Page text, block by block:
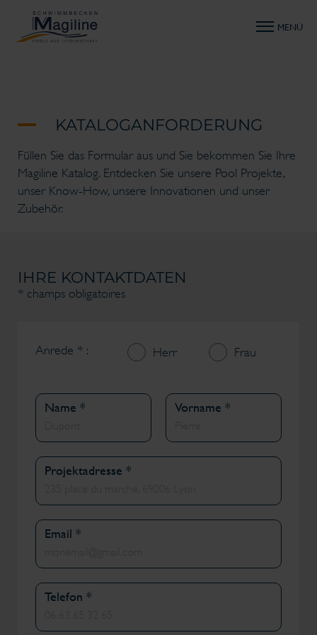
MENÜ
KATALOGANFORDERUNG
Füllen Sie das Formular aus und Sie bekommen Sie Ihre
Magiline Katalog. Entdecken Sie unsere Pool Projekte,
unser Know-How, unsere Innovationen und unser
Zubehör.
IHRE KONTAKTDATEN
* champs obligatoires
Anrede * : Herr Frau
Name * Vorname *
Projektadresse *
Email *
Telefon *